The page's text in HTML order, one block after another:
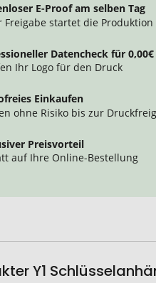
E-Proof am selben Tag
Freigabe startet die Produktion
Datencheck für 0,00€
Ihr Logo für den Druck
Einkaufen
ohne Risiko bis zur
Preisvorteil
auf Ihre Online-Bestellung
Y1